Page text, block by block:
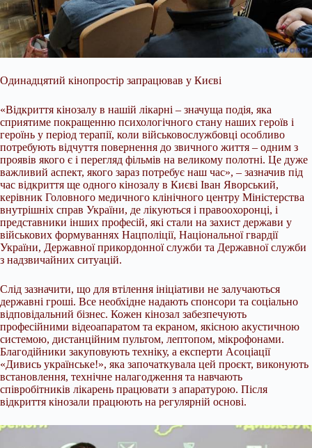
Одинадцятий кінопростір запрацював у Києві
«Відкриття кінозалу в нашій лікарні – значуща подія, яка
сприятиме покращенню психологічного стану наших героїв і
героїнь у період терапії, коли військовослужбовці особливо
потребують відчуття повернення до звичного життя – одним з
проявів якого є і перегляд фільмів на великому полотні. Це дуже
важливий аспект, якого зараз потребує наш час», – зазначив під
час відкриття ще одного кінозалу в Києві Іван Яворський,
керівник Головного медичного клінічного центру Міністерства
внутрішніх справ України, де лікуються і правоохоронці, і
представники інших професій, які стали на захист держави у
військових формуваннях Нацполіції, Національної гвардії
України, Державної прикордонної служби та Державної служби
з надзвичайних ситуацій.
Слід зазначити, що для втілення ініціативи не залучаються
державні гроші. Все необхідне надають спонсори та соціально
відповідальний бізнес. Кожен кінозал забезпечують
професійними відеоапаратом та екраном, якісною акустичною
системою, дистанційним пультом, лептопом, мікрофонами.
Благодійники закуповують техніку, а експерти Асоціації
«Дивись українське!», яка започаткувала цей проєкт, виконують
встановлення, технічне налагодження та навчають
співробітників лікарень працювати з апаратурою. Після
відкриття кінозали працюють на регулярній основі.